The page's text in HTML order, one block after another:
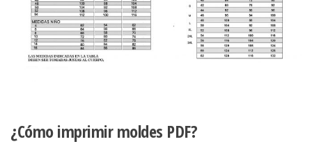
¿Cómo imprimir moldes PDF?